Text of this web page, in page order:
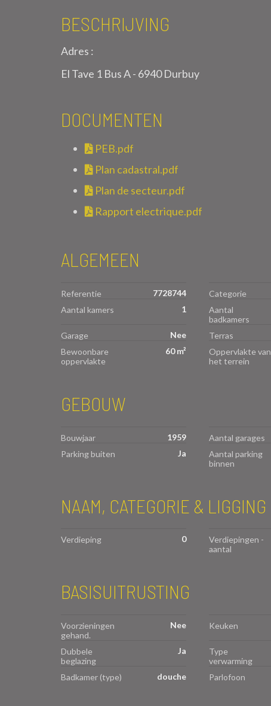
BESCHRIJVING
Adres :
El Tave 1 Bus A - 6940 Durbuy
DOCUMENTEN
PEB.pdf
Plan cadastral.pdf
Plan de secteur.pdf
Rapport electrique.pdf
ALGEMEEN
Referentie 7728744 Categorie
Aantal kamers
1
Aantal
badkamers
Garage Nee Terras
Bewoonbare
oppervlakte
60 m²
Oppervlakte van
het terrein
GEBOUW
Bouwjaar 1959 Aantal garages
Parking buiten
Ja
Aantal parking
binnen
NAAM, CATEGORIE & LIGGING
Verdieping 0
Verdiepingen -
aantal
BASISUITRUSTING
Voorzieningen
gehand.
Nee Keuken
Dubbele
beglazing
Ja
Type
verwarming
Badkamer (type) douche Parlofoon